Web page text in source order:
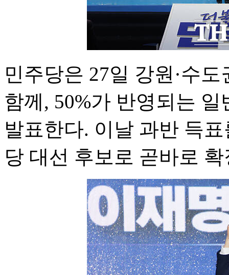
민주당은 27일 강원·수
함께, 50%가 반영되는
발표한다. 이날 과반 득
당 대선 후보로 곧바로